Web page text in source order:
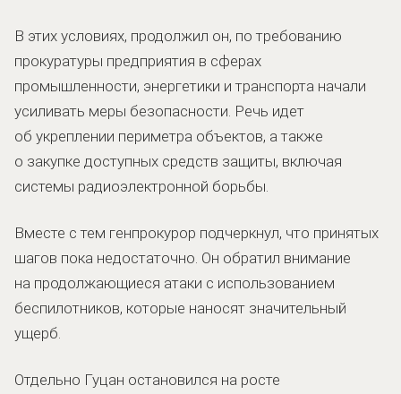
В этих условиях, продолжил он, по требованию
прокуратуры предприятия в сферах
промышленности, энергетики и транспорта начали
усиливать меры безопасности. Речь идет
об укреплении периметра объектов, а также
о закупке доступных средств защиты, включая
системы радиоэлектронной борьбы.
Вместе с тем генпрокурор подчеркнул, что принятых
шагов пока недостаточно. Он обратил внимание
на продолжающиеся атаки с использованием
беспилотников, которые наносят значительный
ущерб.
Отдельно Гуцан остановился на росте